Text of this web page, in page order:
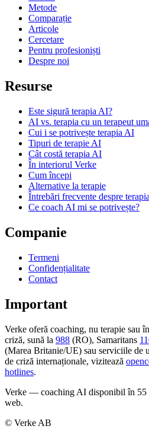
Metode
Comparație
Articole
Cercetare
Pentru profesioniști
Despre noi
Resurse
Este sigură terapia AI?
AI vs. terapia cu un terapeut
Cui i se potrivește terapia AI
Tipuri de terapie AI
Cât costă terapia AI
În interiorul Verke
Cum începi
Alternative la terapie
Întrebări frecvente despre
Ce coach AI mi se potrivește?
Companie
Termeni
Confidențialitate
Contact
Important
Verke oferă coaching, nu terapie sau
criză, sună la 988 (RO), Samaritans
(Marea Britanie/UE) sau serviciile de
de criză internaționale, vizitează
hotlines.
Verke — coaching AI disponibil în 55
web.
© Verke AB